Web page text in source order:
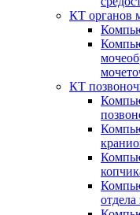
КТ органов
КТ